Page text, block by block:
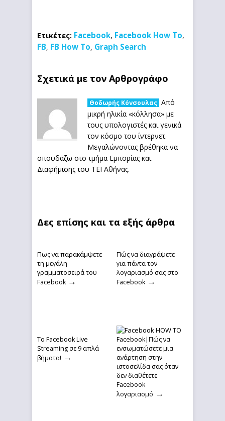
Ετικέτες: Facebook, Facebook How To,
FB, FB How To, Graph Search
Σχετικά με τον Αρθρογράφο
Θοδωρής Κόνσουλας Από
μικρή ηλικία «κόλλησα» με
τους υπολογιστές και γενικά
τον κόσμο του ίντερνετ.
Μεγαλώνοντας βρέθηκα να
σπουδάζω στο τμήμα Εμπορίας και
Διαφήμισης του ΤΕΙ Αθήνας.
Δες επίσης και τα εξής άρθρα
Πως να παρακάμψετε
τη μεγάλη
γραμματοσειρά του
Facebook →
Πώς να διαγράψετε
για πάντα τον
λογαριασμό σας στο
Facebook →
To Facebook Live
Streaming σε 9 απλά
βήματα! →
Facebook|Πώς να
ενσωματώσετε μια
ανάρτηση στην
ιστοσελίδα σας όταν
δεν διαθέτετε
Facebook
λογαριασμό →